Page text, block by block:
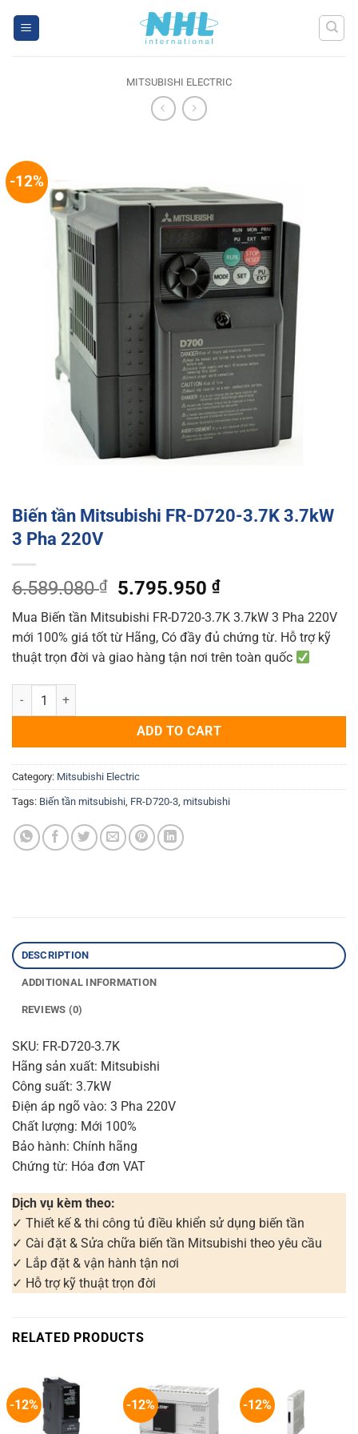
MITSUBISHI ELECTRIC
-12%
Biến tần Mitsubishi FR-D720-3.7K 3.7kW
3 Pha 220V
6.589.080₫
Original
price
was:
6.589.080 ₫.
5.795.950₫Current
price
is:
5.795.950 ₫.
Mua Biến tần Mitsubishi FR-D720-3.7K 3.7kW 3 Pha 220V
mới 100% giá tốt từ Hãng, Có đầy đủ chứng từ. Hỗ trợ kỹ
thuật trọn đời và giao hàng tận nơi trên toàn quốc
Biến tần Mitsubishi FR-D720-3.7K 3.7kW 3 Pha 220V quantity
ADD TO CART
Category: Mitsubishi Electric
Tags: Biến tần mitsubishi FR-D720-3 mitsubishi
DESCRIPTION
ADDITIONAL INFORMATION
REVIEWS (0)
SKU: FR-D720-3.7K
Hãng sản xuất: Mitsubishi
Công suất: 3.7kW
Điện áp ngõ vào: 3 Pha 220V
Chất lượng: Mới 100%
Bảo hành: Chính hãng
Chứng từ: Hóa đơn VAT
Dịch vụ kèm theo:
✓ Thiết kế & thi công tủ điều khiển sử dụng biến tần
✓ Cài đặt & Sửa chữa biến tần Mitsubishi theo yêu cầu
✓ Lắp đặt & vận hành tận nơi
✓ Hỗ trợ kỹ thuật trọn đời
RELATED PRODUCTS
-12% -12% -12%